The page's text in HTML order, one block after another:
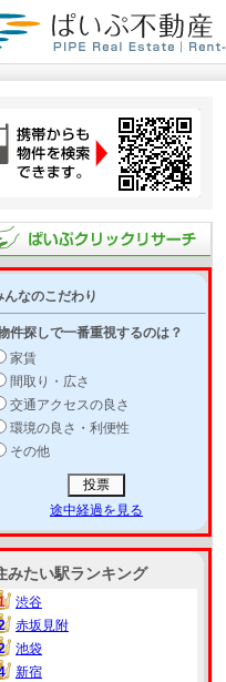
んなのこだわり
件探しで一番重視するのは？
家賃
間取り・広さ
交通アクセスの良さ
環境の良さ・利便性
その他
途中経過を見る
みたい駅ランキング
渋谷
赤坂見附
池袋
新宿